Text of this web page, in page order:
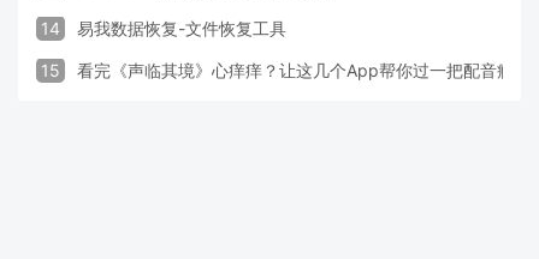
14 易我数据恢复-文件恢复工具
15 看完《声临其境》心痒痒？让这几个App帮你过一把配音瘾